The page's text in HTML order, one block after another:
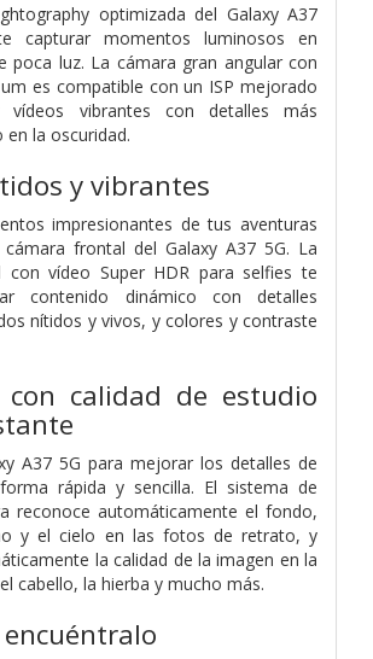
optimizada del Galaxy A37
capturar momentos luminosos en
poca luz. La cámara gran angular con
es compatible con un ISP mejorado
vídeos vibrantes con detalles más
en la oscuridad.
y vibrantes
impresionantes de tus aventuras
frontal del Galaxy A37 5G. La
con vídeo Super HDR para selfies te
contenido dinámico con detalles
nítidos y vivos, y colores y contraste
con calidad de estudio
A37 5G para mejorar los detalles de
rápida y sencilla. El sistema de
reconoce automáticamente el fondo,
y el cielo en las fotos de retrato, y
la calidad de la imagen en la
cabello, la hierba y mucho más.
encuéntralo